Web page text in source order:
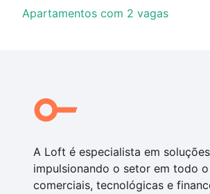
Apartamentos com 2 vagas
A Loft é especialista em
impulsionando o setor em todo
comerciais, tecnológicas e